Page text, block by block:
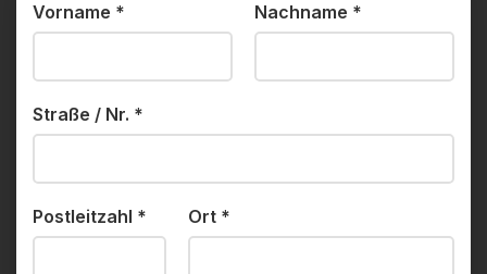
Vorname * Nachname *
Straße / Nr. *
Postleitzahl * Ort *